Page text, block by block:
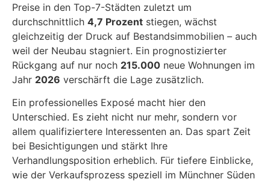
Preise in den Top-7-Städten zuletzt um
durchschnittlich 4,7 Prozent stiegen, wächst
gleichzeitig der Druck auf Bestandsimmobilien – auch
weil der Neubau stagniert. Ein prognostizierter
Rückgang auf nur noch 215.000 neue Wohnungen im
Jahr 2026 verschärft die Lage zusätzlich.
Ein professionelles Exposé macht hier den
Unterschied. Es zieht nicht nur mehr, sondern vor
allem qualifiziertere Interessenten an. Das spart Zeit
bei Besichtigungen und stärkt Ihre
Verhandlungsposition erheblich. Für tiefere Einblicke,
wie der Verkaufsprozess speziell im Münchner Süden